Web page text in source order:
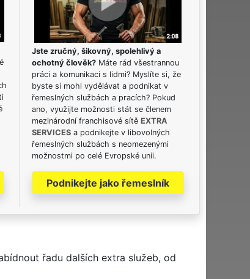
Jste zručný, šikovný, spolehlivý a
ochotný člověk? Máte rád všestrannou
práci a komunikaci s lidmi? Myslíte si, že
byste si mohl vydělávat a podnikat v
řemeslných službách a pracích? Pokud
ano, využijte možnosti stát se členem
mezinárodní franchisové sítě EXTRA
SERVICES a podnikejte v libovolných
řemeslných službách s neomezenými
možnostmi po celé Evropské unii.
Podnikejte jako řemeslník
řadu dalších extra služeb, od